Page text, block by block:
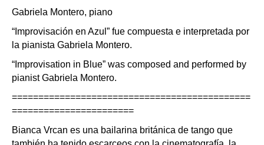
Gabriela Montero, piano
“Improvisación en Azul” fue compuesta e interpretada por
la pianista Gabriela Montero.
“Improvisation in Blue” was composed and performed by
pianist Gabriela Montero.
=============================================
=======================
Bianca Vrcan es una bailarina británica de tango que